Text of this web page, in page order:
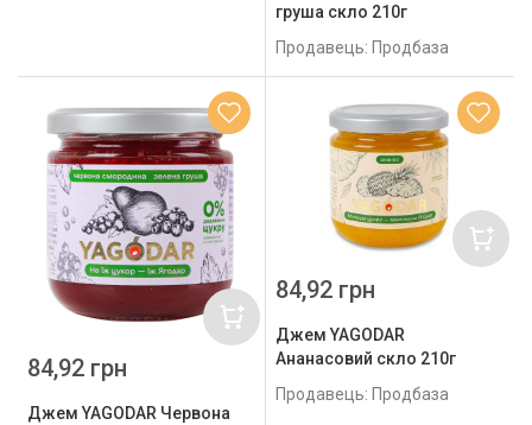
груша скло 210г
Продавець: Продбаза
Джем YAGODAR Червона
84,92 грн
Джем YAGODAR
Ананасовий скло 210г
Продавець: Продбаза
84,92 грн